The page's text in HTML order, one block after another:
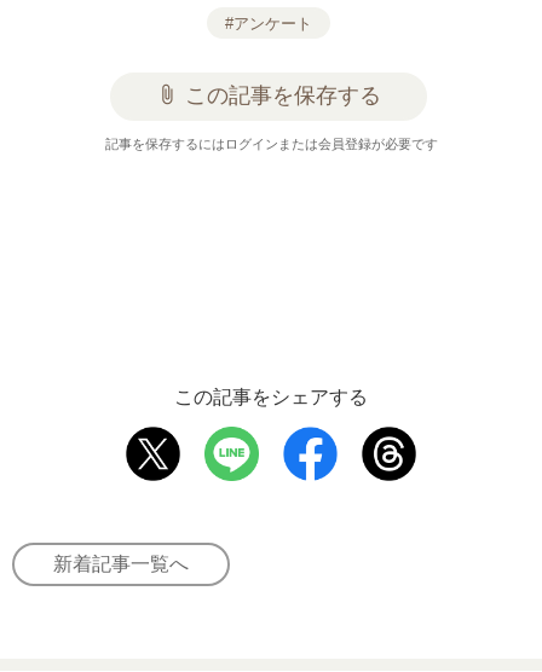
#アンケート
attach_file この記事を保存する
記事を保存するにはログインまたは会員登録が必要です
この記事をシェアする
新着記事一覧へ